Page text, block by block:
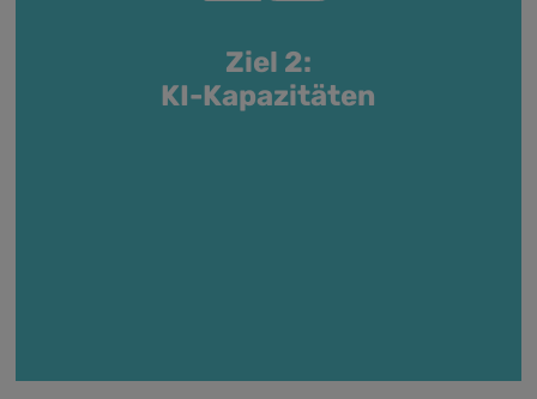
Ziel 2:
KI-Kapazitäten